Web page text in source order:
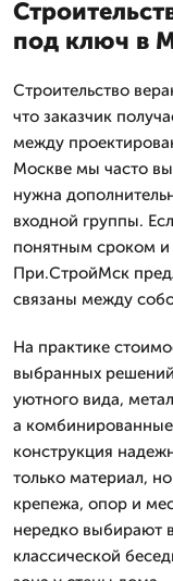
под ключ в
Строительство
что заказчик
между
Москве мы часто
нужна
входной группы.
понятным сроком и
При.СтройМск
связаны между
На практике
выбранных
уютного вида,
а
конструкция
только материал,
крепежа, опор и
нередко выбирают
классической